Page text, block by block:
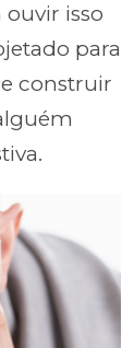
isso
para
construir